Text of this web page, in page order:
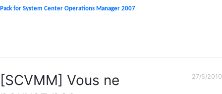
Pack for System Center Operations Manager 2007
[SCVMM] Vous ne
27/5/2010